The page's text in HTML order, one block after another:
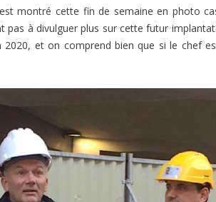
montré cette fin de semaine en photo
à divulguer plus sur cette futur
2020, et on comprend bien que si le chef